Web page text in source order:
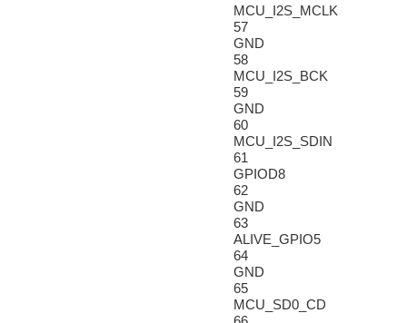
MCU_I2S_MCLK
57
GND
58
MCU_I2S_BCK
59
GND
60
MCU_I2S_SDIN
61
GPIOD8
62
GND
63
ALIVE_GPIO5
64
GND
65
MCU_SD0_CD